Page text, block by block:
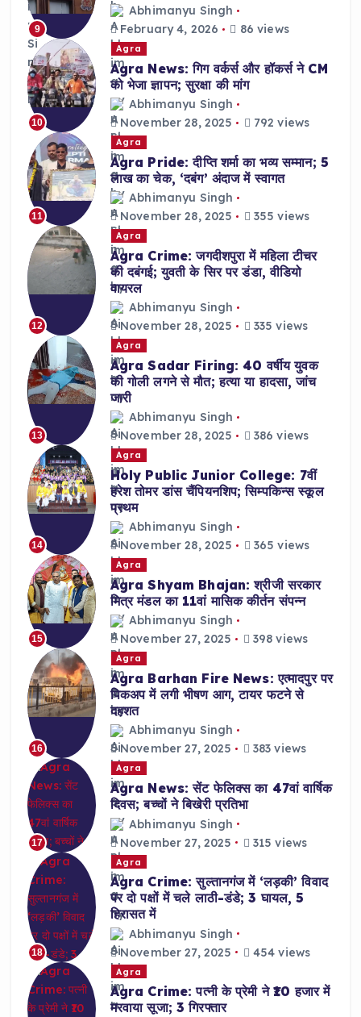
9
Abhimanyu Singh
February 4, 2026
86 views
10
Agra
Agra News: गिग वर्कर्स और हॉकर्स ने CM
को भेजा ज्ञापन; सुरक्षा की मांग
Abhimanyu Singh
November 28, 2025
792 views
11
Agra
Agra Pride: दीप्ति शर्मा का भव्य सम्मान; 5
लाख का चेक, ‘दबंग’ अंदाज में स्वागत
Abhimanyu Singh
November 28, 2025
355 views
12
Agra
Agra Crime: जगदीशपुरा में महिला टीचर
की दबंगई; युवती के सिर पर डंडा, वीडियो
वायरल
Abhimanyu Singh
November 28, 2025
335 views
13
Agra
Agra Sadar Firing: 40 वर्षीय युवक
की गोली लगने से मौत; हत्या या हादसा, जांच
जारी
Abhimanyu Singh
November 28, 2025
386 views
14
Agra
Holy Public Junior College: 7वीं
हरेश तोमर डांस चैंपियनशिप; सिम्पकिन्स स्कूल
प्रथम
Abhimanyu Singh
November 28, 2025
365 views
15
Agra
Agra Shyam Bhajan: श्रीजी सरकार
मित्र मंडल का 11वां मासिक कीर्तन संपन्न
Abhimanyu Singh
November 27, 2025
398 views
16
Agra
Agra Barhan Fire News: एत्मादपुर पर
पिकअप में लगी भीषण आग, टायर फटने से
दहशत
Abhimanyu Singh
November 27, 2025
383 views
17
Agra
Agra News: सेंट फेलिक्स का 47वां वार्षिक
दिवस; बच्चों ने बिखेरी प्रतिभा
Abhimanyu Singh
November 27, 2025
315 views
18
Agra
Agra Crime: सुल्तानगंज में ‘लड़की’ विवाद
पर दो पक्षों में चले लाठी-डंडे; 3 घायल, 5
हिरासत में
Abhimanyu Singh
November 27, 2025
454 views
Agra
Agra Crime: पत्नी के प्रेमी ने ₹10 हजार में
मरवाया सूजा; 3 गिरफ्तार